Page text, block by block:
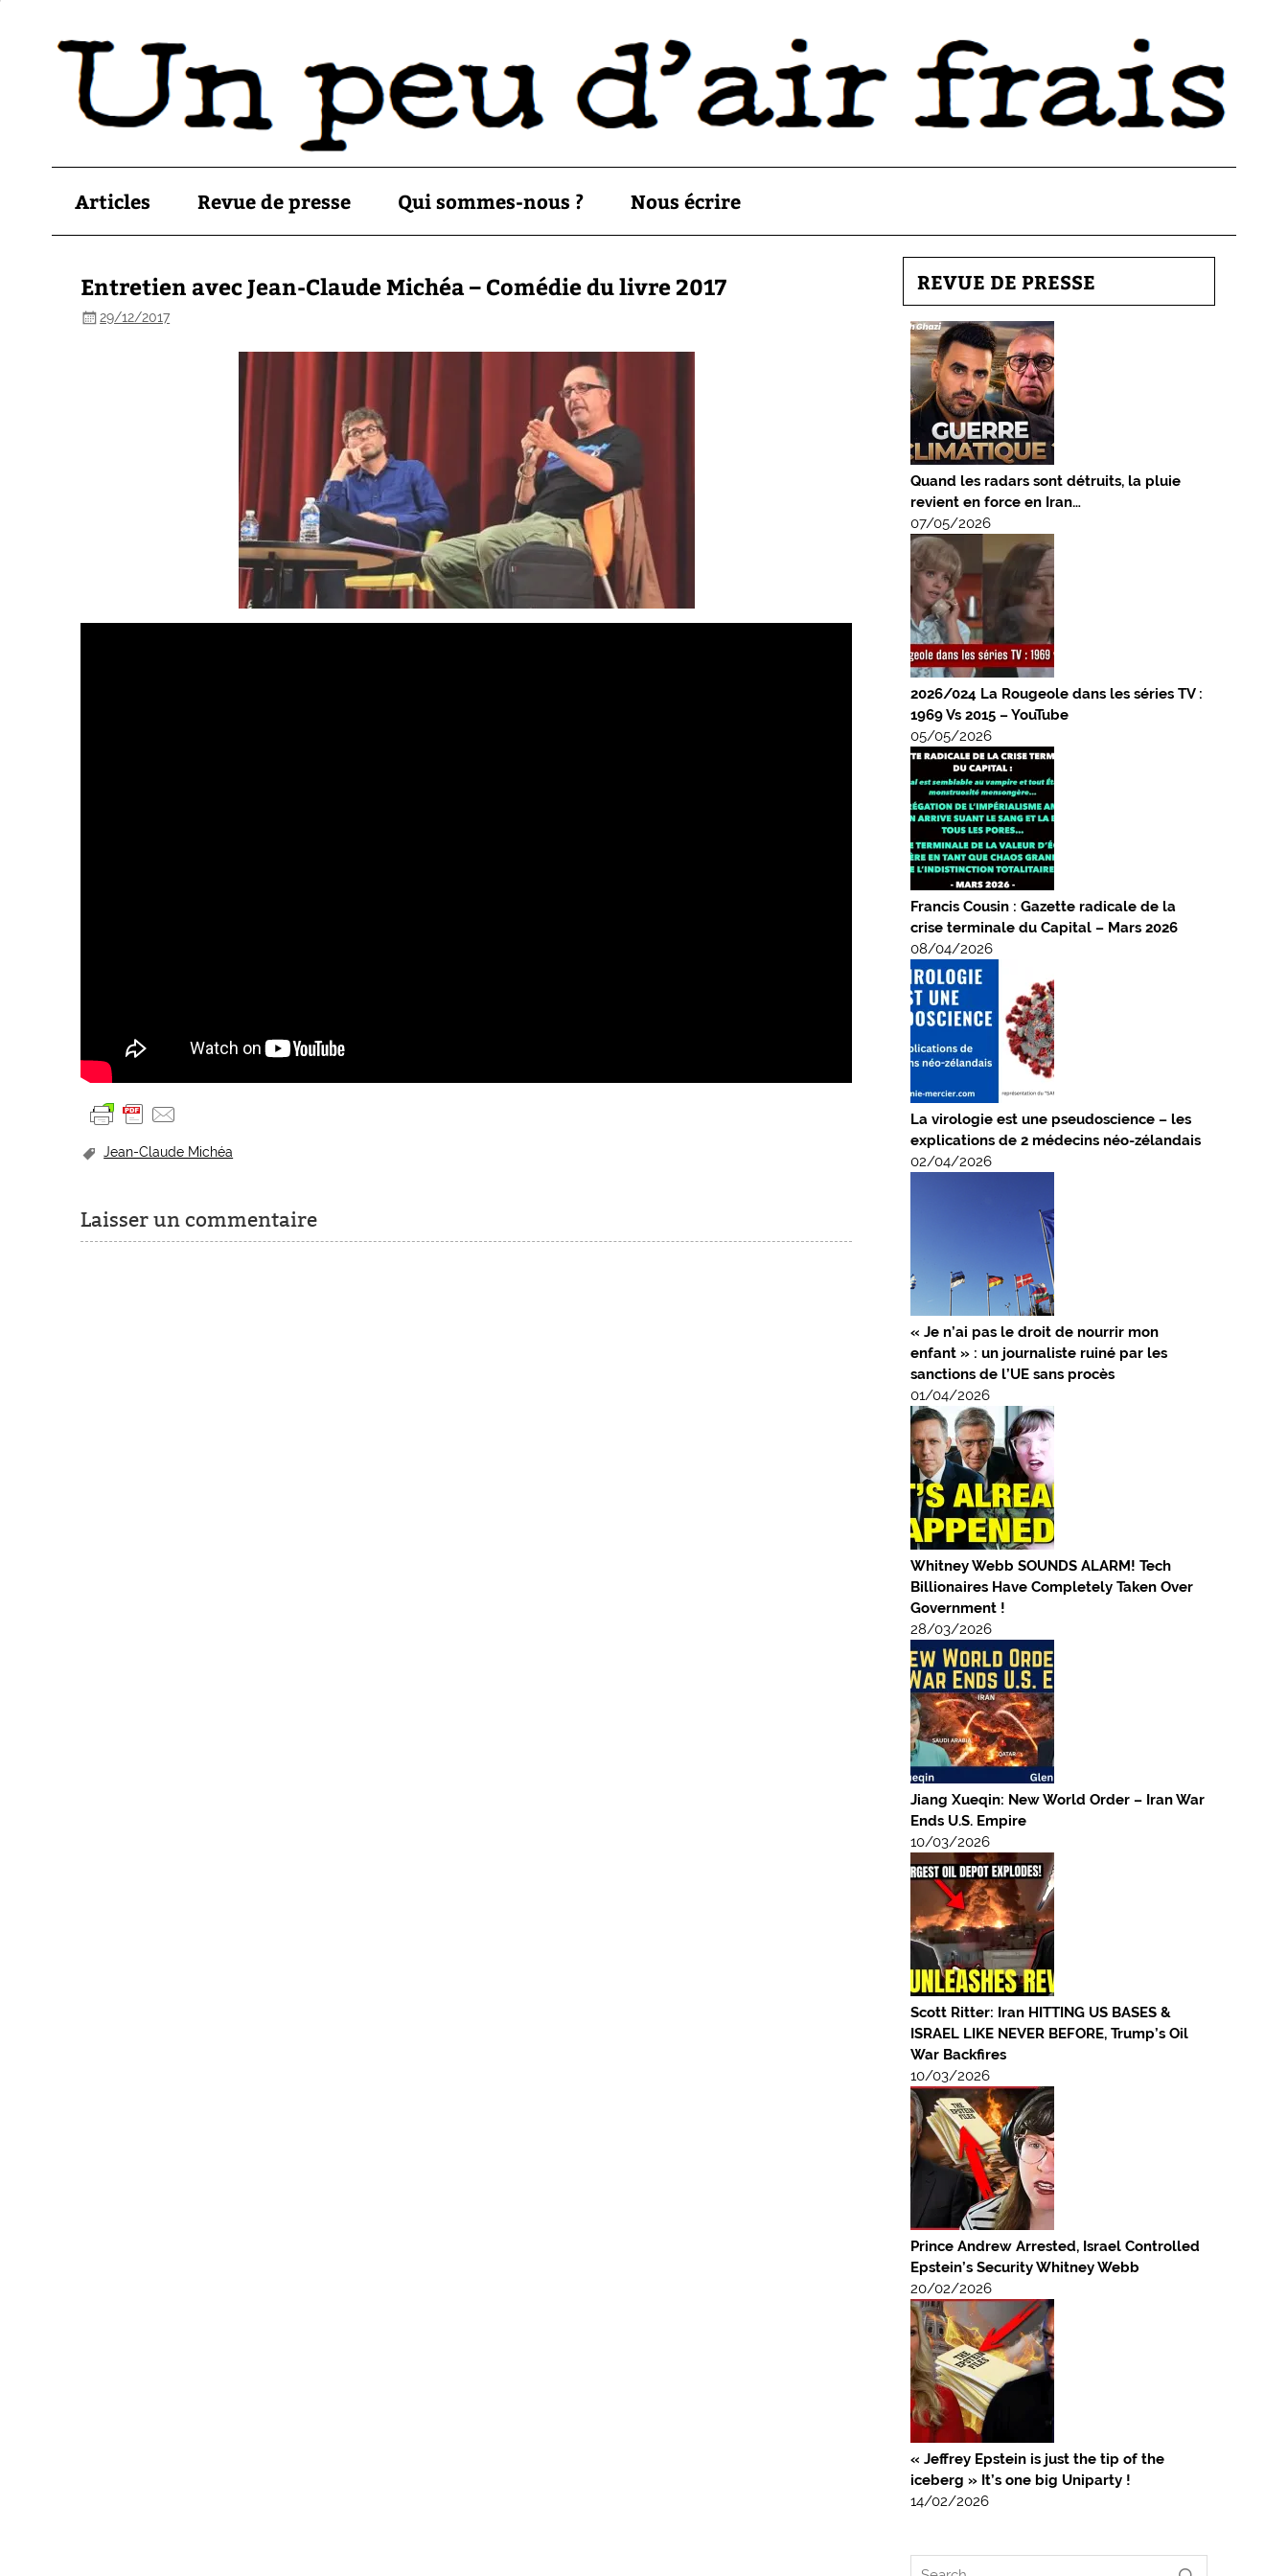
Articles Revue de presse Qui sommes-nous ? Nous écrire
Entretien avec Jean-Claude Michéa – Comédie du livre 2017
29/12/2017
Jean-Claude Michéa
Laisser un commentaire
REVUE DE PRESSE
Quand les radars sont détruits, la pluie
revient en force en Iran…
07/05/2026
2026/024 La Rougeole dans les séries TV :
1969 Vs 2015 – YouTube
05/05/2026
Francis Cousin : Gazette radicale de la
crise terminale du Capital – Mars 2026
08/04/2026
La virologie est une pseudoscience – les
explications de 2 médecins néo-zélandais
02/04/2026
« Je n’ai pas le droit de nourrir mon
enfant » : un journaliste ruiné par les
sanctions de l’UE sans procès
01/04/2026
Whitney Webb SOUNDS ALARM! Tech
Billionaires Have Completely Taken Over
Government !
28/03/2026
Jiang Xueqin: New World Order – Iran War
Ends U.S. Empire
10/03/2026
Scott Ritter: Iran HITTING US BASES &
ISRAEL LIKE NEVER BEFORE, Trump’s Oil
War Backfires
10/03/2026
Prince Andrew Arrested, Israel Controlled
Epstein’s Security Whitney Webb
20/02/2026
« Jeffrey Epstein is just the tip of the
iceberg » It’s one big Uniparty !
14/02/2026